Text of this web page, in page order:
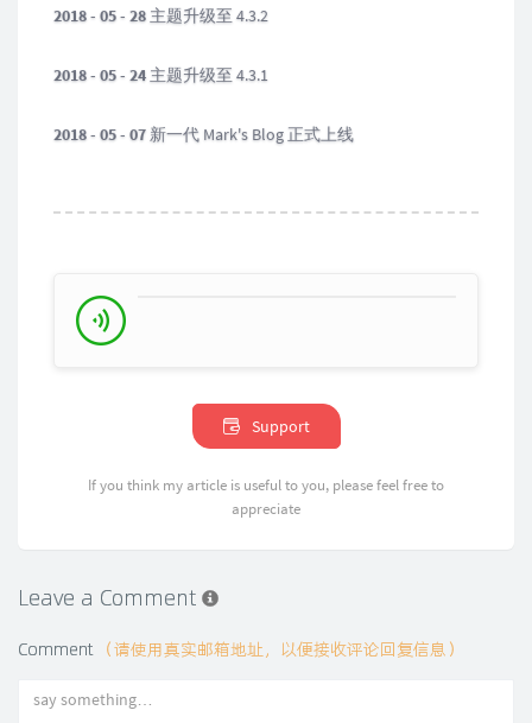
2018 - 05 - 28 主题升级至 4.3.2
2018 - 05 - 24 主题升级至 4.3.1
2018 - 05 - 07 新一代 Mark's Blog 正式上线
Support
If you think my article is useful to you, please feel free to
appreciate
Leave a Comment
Comment （请使用真实邮箱地址，以便接收评论回复信息）